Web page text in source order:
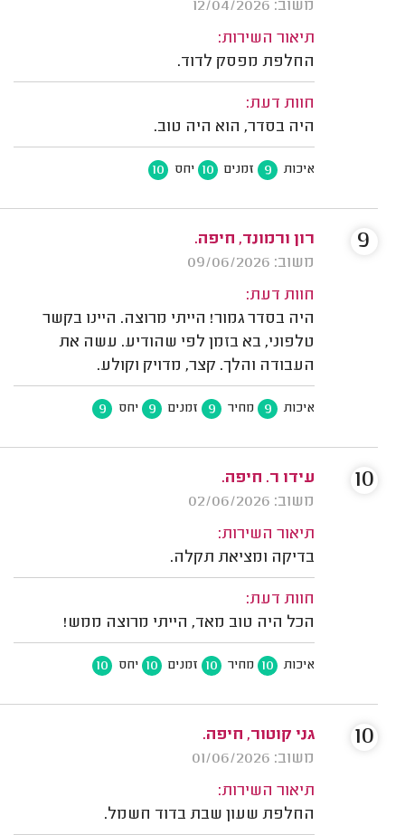
משוב: 12/04/2026
תיאור השירות:
החלפת מפסק לדוד.
חוות דעת:
היה בסדר, הוא היה טוב.
איכות 9 זמנים 10 יחס 10
רון ורמונד, חיפה.
משוב: 09/06/2026
חוות דעת:
היה בסדר גמור! הייתי מרוצה. היינו בקשר
טלפוני, בא בזמן לפי שהודיע. עשה את
העבודה והלך. קצר, מדויק וקולע.
איכות 9 מחיר 9 זמנים 9 יחס 9
9
עידו ר. חיפה.
משוב: 02/06/2026
תיאור השירות:
בדיקה ומציאת תקלה.
חוות דעת:
הכל היה טוב מאד, הייתי מרוצה ממש!
איכות 10 מחיר 10 זמנים 10 יחס 10
10
גני קוטור, חיפה.
משוב: 01/06/2026
תיאור השירות:
החלפת שעון שבת בדוד חשמל.
10